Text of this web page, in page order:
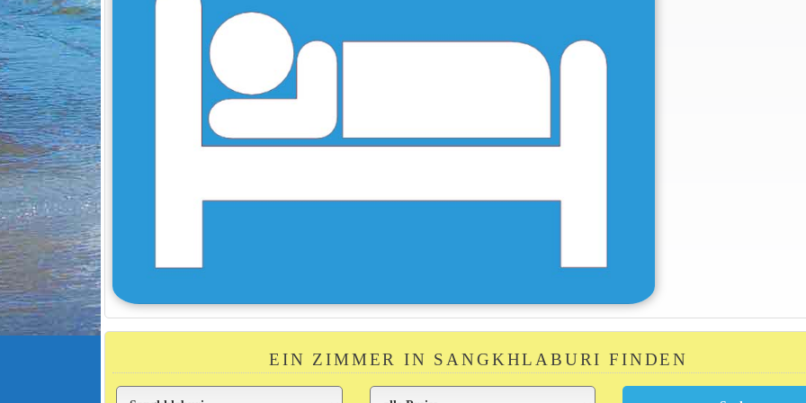
EIN ZIMMER IN SANGKHLABURI FINDEN